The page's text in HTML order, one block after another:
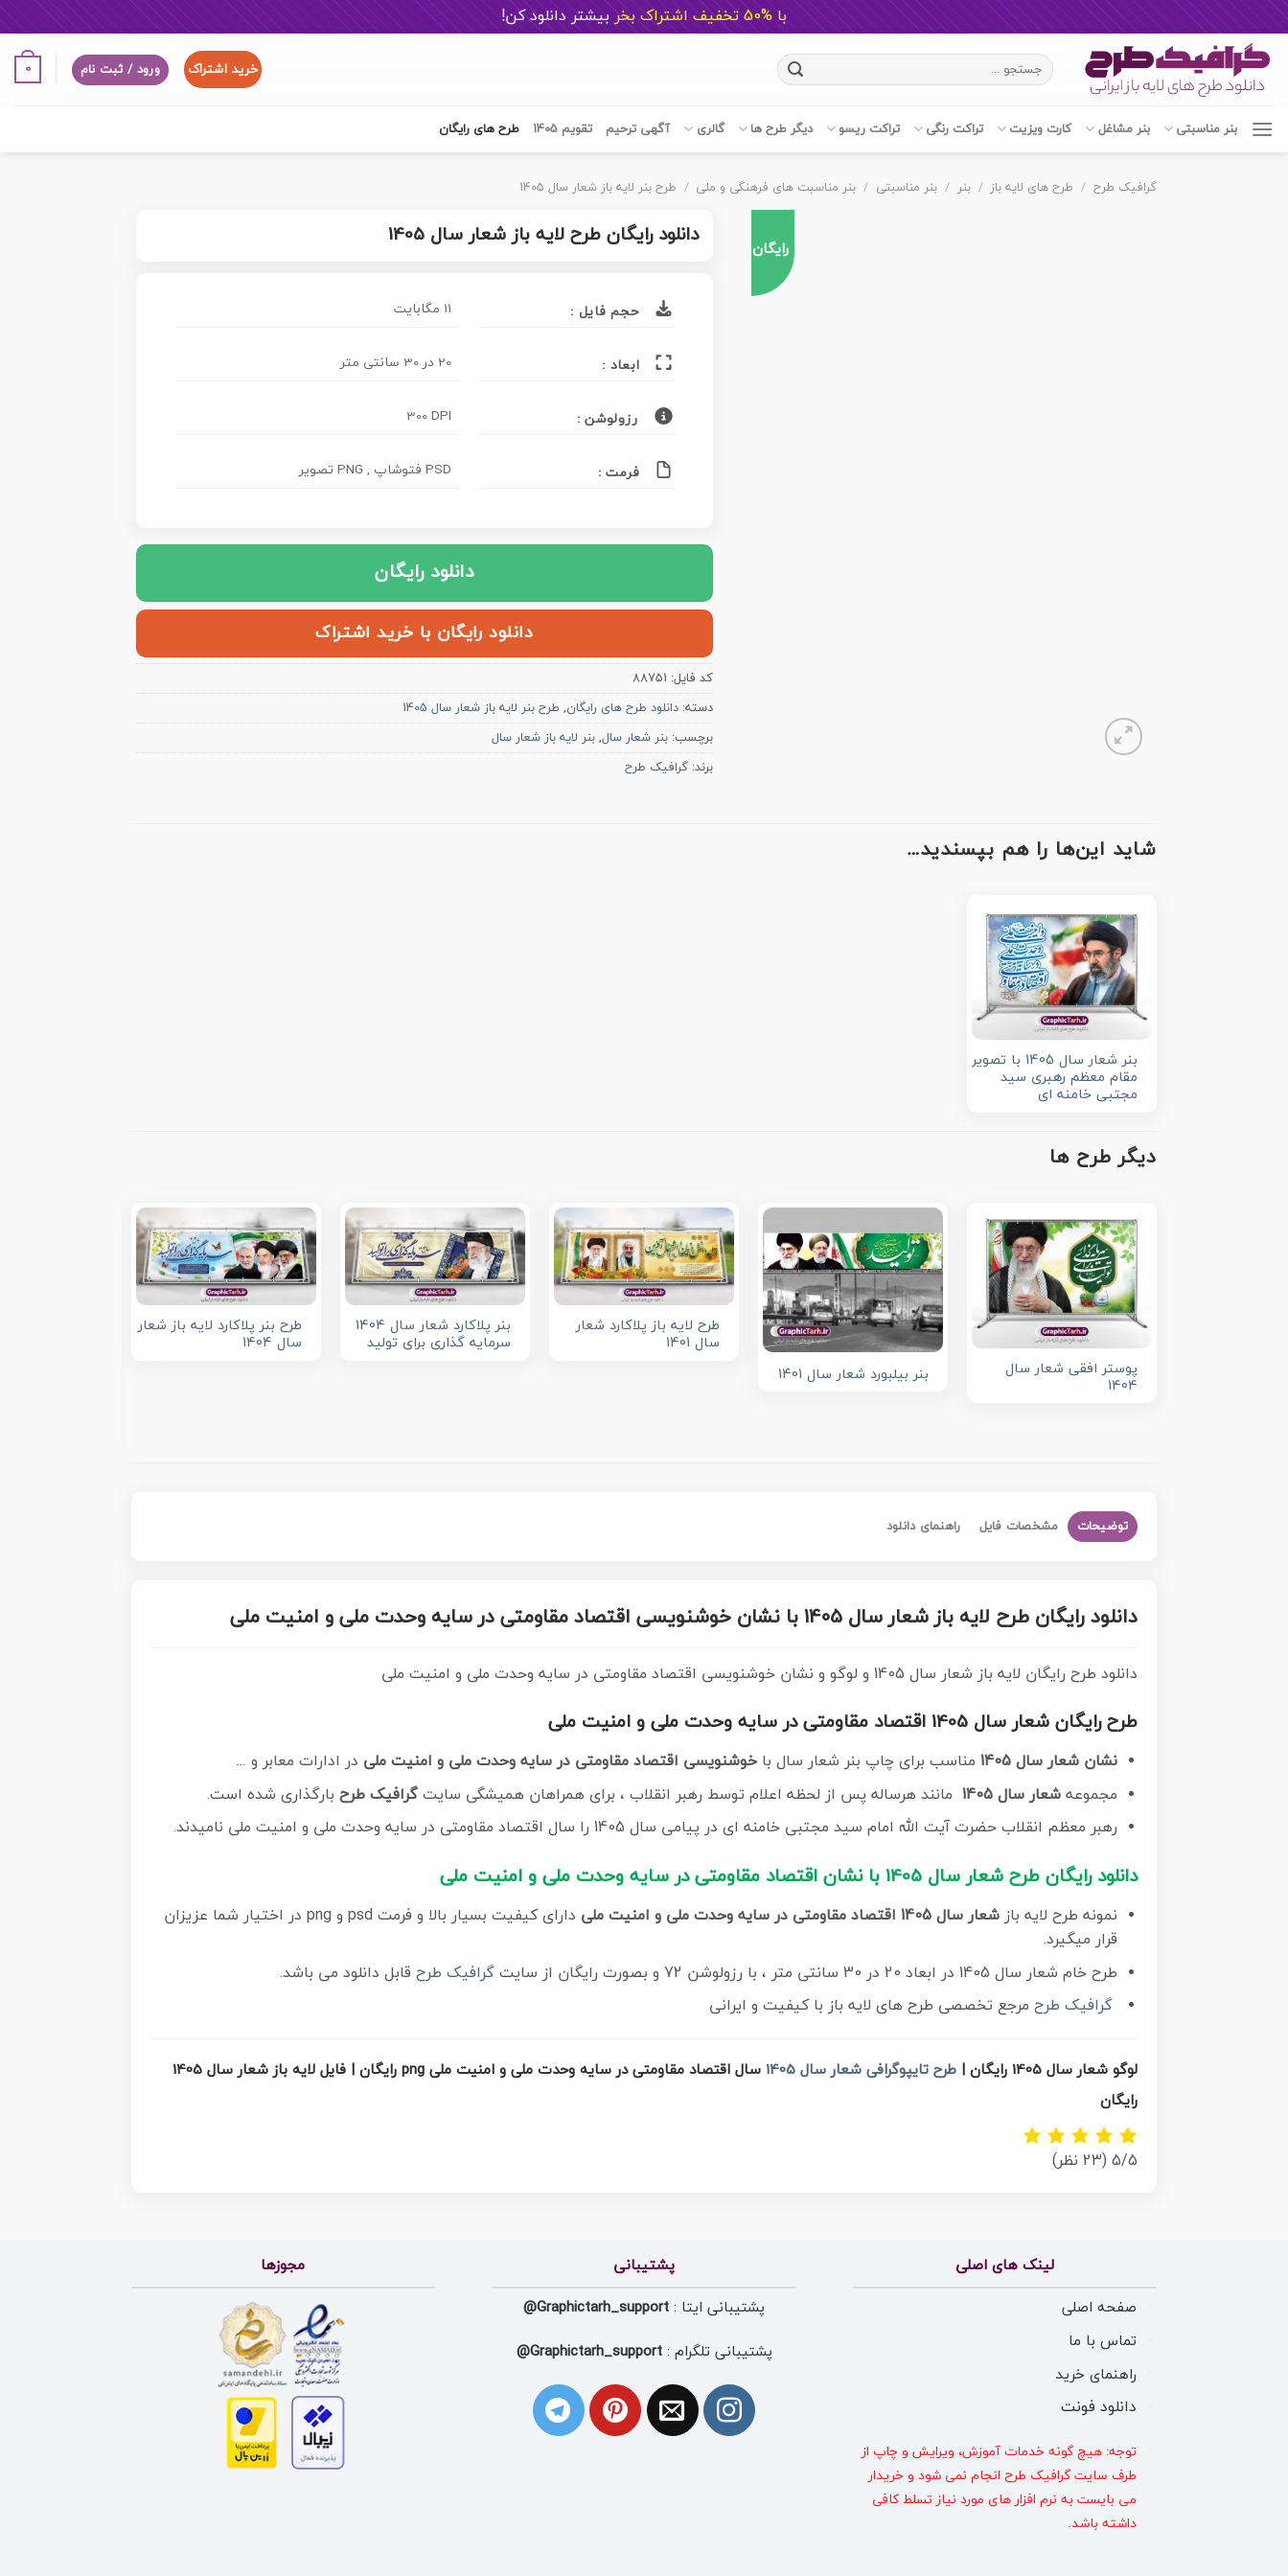
با %50 تخفیف اشتراک بخر بیشتر دانلود کن!
content
جستجو
برای:
خرید اشتراک ورود / ثبت نام 0
بنر مناسبتی بنر مشاغل کارت ویزیت تراکت رنگی تراکت ریسو دیگر طرح ها گالری آگهی ترحیم تقویم 1405 طرح های رایگان
گرافیک طرح / طرح های لایه باز / بنر / بنر مناسبتی / بنر مناسبت های فرهنگی و ملی / طرح بنر لایه باز شعار سال 1405
رایگان
دانلود رایگان طرح لایه باز شعار سال 1405
حجم فایل : 11 مگابایت
ابعاد : 20 در 30 سانتی متر
رزولوشن : 300 DPI
فرمت : PSD فتوشاپ , PNG تصویر
دانلود رایگان
دانلود رایگان با خرید اشتراک
کد فایل: 88751
دسته:دانلود طرح های رایگان, طرح بنر لایه باز شعار سال 1405
برچسب:بنر شعار سال,بنر لایه باز شعار سال
برند:گرافیک طرح
شاید این‌ها را هم بپسندید…
بنر شعار سال 1405 با تصویر
مقام معظم رهبری سید
مجتبی خامنه ای
دیگر طرح ها
پوستر افقی شعار سال
1404
بنر بیلبورد شعار سال 1401
طرح لایه باز پلاکارد شعار
سال 1401
بنر پلاکارد شعار سال 1404
سرمایه گذاری برای تولید
طرح بنر پلاکارد لایه باز شعار
سال 1404
توضیحات مشخصات فایل راهنمای دانلود
دانلود رایگان طرح لایه باز شعار سال 1405 با نشان خوشنویسی اقتصاد مقاومتی در سایه وحدت ملی و امنیت ملی
دانلود طرح رایگان لایه باز شعار سال 1405 و لوگو و نشان خوشنویسی اقتصاد مقاومتی در سایه وحدت ملی و امنیت ملی
طرح رایگان شعار سال 1405 اقتصاد مقاومتی در سایه وحدت ملی و امنیت ملی
نشان شعار سال 1405مناسب برای چاپ بنر شعار سال با خوشنویسی اقتصاد مقاومتی در سایه وحدت ملی و امنیت ملی در ادارات معابر و …
مجموعه شعار سال 1405 مانند هرساله پس از لحظه اعلام توسط رهبر انقلاب ، برای همراهان همیشگی سایتگرافیک طرحبارگذاری شده است.
رهبر معظم انقلاب حضرت آیت الله امام سید مجتبی خامنه ای در پیامی سال 1405 را سال
اقتصاد مقاومتی در سایه وحدت ملی و امنیت ملی نامیدند.
دانلود رایگان طرح شعار سال 1405 با نشان اقتصاد مقاومتی در سایه وحدت ملی و امنیت ملی
نمونه طرح لایه باز شعار سال 1405 اقتصاد مقاومتی در سایه وحدت ملی و امنیت ملی
دارای کیفیت بسیار بالا و فرمت psd و png در اختیار شما عزیزان
قرار میگیرد.
طرح خام شعار سال 1405 در ابعاد 20 در 30 سانتی متر ، با رزولوشن 72 و بصورت رایگان از سایت
گرافیک طرحقابل دانلود می باشد.
گرافیک طرحمرجع تخصصی طرح های لایه باز با کیفیت و ایرانی
لوگو شعار سال 1405 رایگان | طرح تایپوگرافی شعار سال 1405 سال
اقتصاد مقاومتی در سایه وحدت ملی و امنیت ملی png رایگان | فایل لایه باز شعار سال 1405
رایگان
5/5 (23 نظر)
لینک های اصلی
صفحه اصلی
تماس با ما
راهنمای خرید
دانلود فونت
توجه: هیچ گونه خدمات آموزش، ویرایش و چاپ از
طرف سایت گرافیک طرح انجام نمی شود و خریدار
می بایست به نرم افزار های مورد نیاز تسلط کافی
داشته باشد.
پشتیبانی
پشتیبانی ایتا : Graphictarh_support@
پشتیبانی تلگرام :Graphictarh_support@
مجوزها